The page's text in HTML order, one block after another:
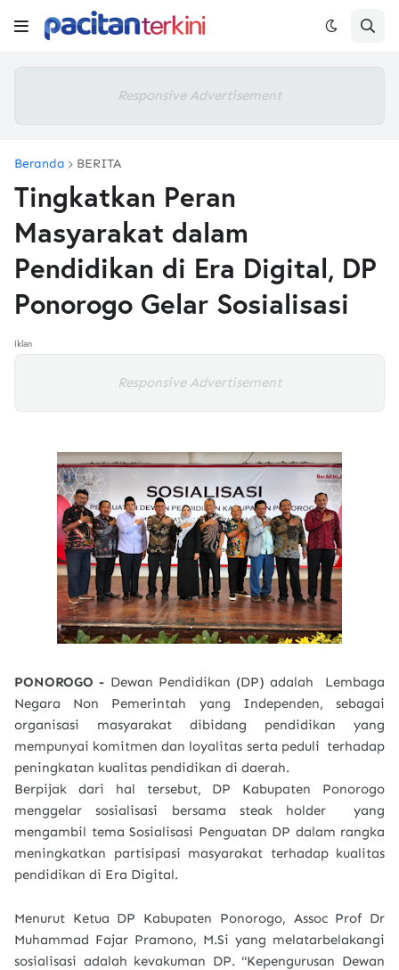
Responsive Advertisement
Beranda BERITA
Tingkatkan Peran
Masyarakat dalam
Pendidikan di Era Digital, DP
Ponorogo Gelar Sosialisasi
Iklan
Responsive Advertisement
PONOROGO - Dewan Pendidikan (DP) adalah Lembaga
Negara Non Pemerintah yang Independen, sebagai
organisasi masyarakat dibidang pendidikan yang
mempunyai komitmen dan loyalitas serta peduli terhadap
peningkatan kualitas pendidikan di daerah.
Berpijak dari hal tersebut, DP Kabupaten Ponorogo
menggelar sosialisasi bersama steak holder yang
mengambil tema Sosialisasi Penguatan DP dalam rangka
meningkatkan partisipasi masyarakat terhadap kualitas
pendidikan di Era Digital.
Menurut Ketua DP Kabupaten Ponorogo, Assoc Prof Dr
Muhammad Fajar Pramono, M.Si yang melatarbelakangi
sosialisasi adalah kevakuman DP. "Kepengurusan Dewan